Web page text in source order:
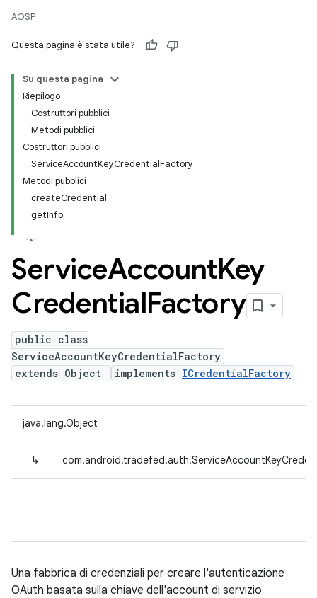
AOSP
Questa pagina è stata utile?
Su questa pagina
Riepilogo
Costruttori pubblici
Metodi pubblici
Costruttori pubblici
ServiceAccountKeyCredentialFactory
Metodi pubblici
createCredential
getInfo
ServiceAccountKey
CredentialFactory
public class
ServiceAccountKeyCredentialFactory
extends Object
implements ICredentialFactory
java.lang.Object
↳
Una fabbrica di credenziali per creare l'autenticazione
OAuth basata sulla chiave dell'account di servizio